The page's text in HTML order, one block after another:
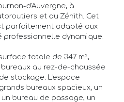
d'Auvergne, à
et du Zénith. Cet
parfaitement adapté aux
dynamique.
totale de 347 m²,
bureaux au rez-de-chaussée
stockage. L'espace
bureaux spacieux, un
bureau de passage, un